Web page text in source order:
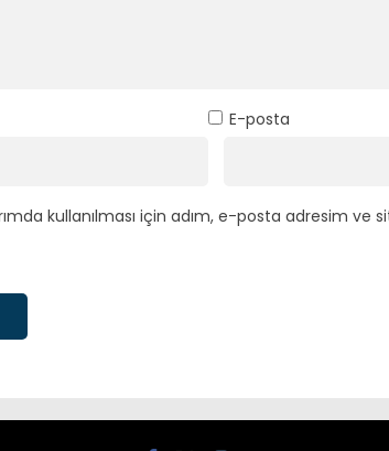
E-posta
kullanılması için adım, e-posta adresim ve